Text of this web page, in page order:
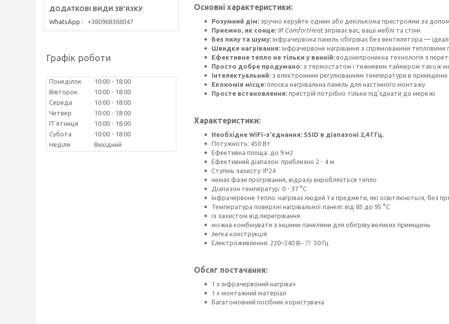
Основні характеристики:
Розумний дім: зручно керуйте одним або декількома пристроями за
Приємно, як сонце: IR ComfortHeatзігріває вас, ваші меблі та стіни
Без пилу та шуму: Інфрачервона панель обігріває без вентилятора —
Швидке нагрівання: інфрачервоне нагрівання з спрямованими
Ефективне тепло не тільки у ванній: водонепроникна технологія з
Просто добре продумано: з термостатом і тижневим таймером також
Інтелектуальний: з електронним регулюванням температури в
Економія місця: плоска нагрівальна панель для настінного монтажу
Просте встановлення: пристрій потрібно тільки під'єднати до мережі
Характеристики:
Необхідне WiFi-з'єднання: SSID в діапазоні 2,4 ГГц.
Потужність: 450 Вт
Ефективна площа: до 9 м2
Ефективний діапазон: приблизно 2 - 4 м
Ступінь захисту: IP24
немає фази прогрівання, відразу виробляється тепло
Діапазон температур: 0 - 37 °C
Інфрачервоне тепло: нагріває людей та предмети, які освітлюються, без
Температура поверхні нагрівальної панелі: від 85 до 95 °C
із захистом від перегрівання
можна комбінувати з іншими панелями для обігріву великих приміщень
легка конструкція
Електроживлення: 220–240 В~ ⁇ 50 Гц
Обсяг постачання:
1 х інфрачервоний нагрівач
1 х монтажний матеріал
багатомовний посібник користувача
WhatsApp +380968368047
Графік роботи
Понеділок 10:00
18:00
Вівторок
10:00
18:00
Середа
10:00
18:00
Четвер
10:00
18:00
Пʼятниця
10:00
18:00
Субота
10:00
18:00
Неділя
Вихідний